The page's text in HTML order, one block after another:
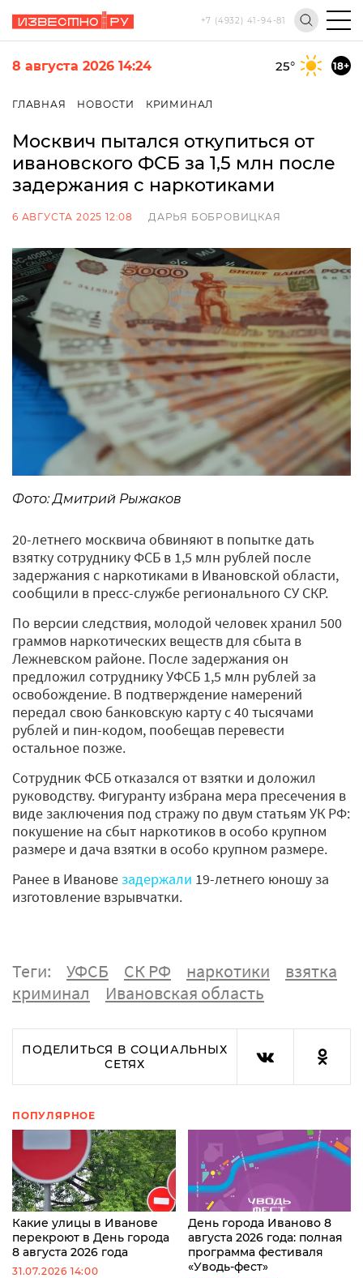
+7 (4932) 41-94-81
8 августа 2026 14:24 25° 18+
ГЛАВНАЯ НОВОСТИ КРИМИНАЛ
Москвич пытался откупиться от
ивановского ФСБ за 1,5 млн после
задержания с наркотиками
6 АВГУСТА 2025 12:08 ДАРЬЯ БОБРОВИЦКАЯ
Фото: Дмитрий Рыжаков
20-летнего москвича обвиняют в попытке дать
взятку сотруднику ФСБ в 1,5 млн рублей после
задержания с наркотиками в Ивановской области,
сообщили в пресс-службе регионального СУ СКР.
По версии следствия, молодой человек хранил 500
граммов наркотических веществ для сбыта в
Лежневском районе. После задержания он
предложил сотруднику УФСБ 1,5 млн рублей за
освобождение. В подтверждение намерений
передал свою банковскую карту с 40 тысячами
рублей и пин-кодом, пообещав перевести
остальное позже.
Сотрудник ФСБ отказался от взятки и доложил
руководству. Фигуранту избрана мера пресечения в
виде заключения под стражу по двум статьям УК РФ:
покушение на сбыт наркотиков в особо крупном
размере и дача взятки в особо крупном размере.
Ранее в Иванове задержали 19-летнего юношу за
изготовление взрывчатки.
Теги: УФСБ СК РФ наркотики
взятка
криминал
Ивановская область
ПОДЕЛИТЬСЯ В СОЦИАЛЬНЫХ
СЕТЯХ
ПОПУЛЯРНОЕ
Какие улицы в Иванове
перекроют в День города
8 августа 2026 года
31.07.2026 14:00
День города Иваново 8
августа 2026 года: полная
программа фестиваля
«Уводь-фест»